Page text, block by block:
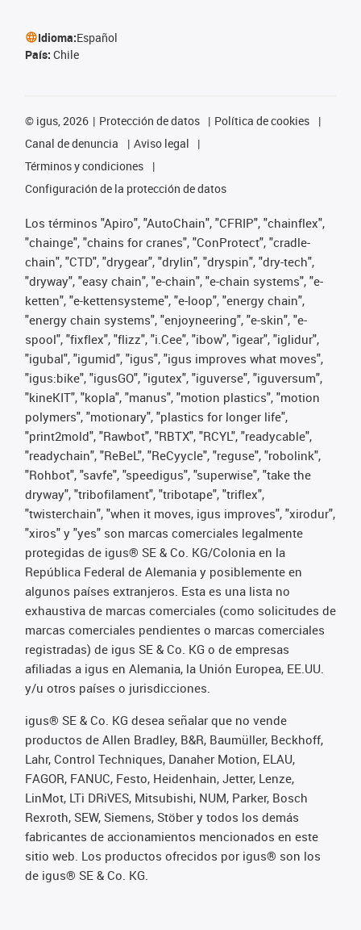
Idioma:Español
País: Chile
© igus, 2026 Protección de datos
Política de cookies
Canal de denuncia
Aviso legal
Términos y condiciones
Configuración de la protección de datos
Los términos "Apiro", "AutoChain", "CFRIP", "chainflex",
"chainge", "chains for cranes", "ConProtect", "cradle-
chain", "CTD", "drygear", "drylin", "dryspin", "dry-tech",
"dryway", "easy chain", "e-chain", "e-chain systems", "e-
ketten", "e-kettensysteme", "e-loop", "energy chain",
"energy chain systems", "enjoyneering", "e-skin", "e-
spool", "fixflex", "flizz", "i.Cee", "ibow", "igear", "iglidur",
"igubal", "igumid", "igus", "igus improves what moves",
"igus:bike", "igusGO", "igutex", "iguverse", "iguversum",
"kineKIT", "kopla", "manus", "motion plastics", "motion
polymers", "motionary", "plastics for longer life",
"print2mold", "Rawbot", "RBTX", "RCYL", "readycable",
"readychain", "ReBeL", "ReCyycle", "reguse", "robolink",
"Rohbot", "savfe", "speedigus", "superwise", "take the
dryway", "tribofilament", "tribotape", "triflex",
"twisterchain", "when it moves, igus improves", "xirodur",
"xiros" y "yes" son marcas comerciales legalmente
protegidas de igus® SE & Co. KG/Colonia en la
República Federal de Alemania y posiblemente en
algunos países extranjeros. Esta es una lista no
exhaustiva de marcas comerciales (como solicitudes de
marcas comerciales pendientes o marcas comerciales
registradas) de igus SE & Co. KG o de empresas
afiliadas a igus en Alemania, la Unión Europea, EE.UU.
y/u otros países o jurisdicciones.
igus® SE & Co. KG desea señalar que no vende
productos de Allen Bradley, B&R, Baumüller, Beckhoff,
Lahr, Control Techniques, Danaher Motion, ELAU,
FAGOR, FANUC, Festo, Heidenhain, Jetter, Lenze,
LinMot, LTi DRiVES, Mitsubishi, NUM, Parker, Bosch
Rexroth, SEW, Siemens, Stöber y todos los demás
fabricantes de accionamientos mencionados en este
sitio web. Los productos ofrecidos por igus® son los
de igus® SE & Co. KG.